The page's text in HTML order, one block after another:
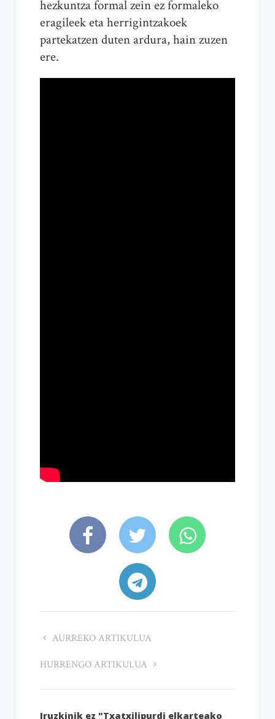
hezkuntza formal zein ez formaleko
eragileek eta herrigintzakoek
partekatzen duten ardura, hain zuzen
ere.
AURREKO ARTIKULUA
HURRENGO ARTIKULUA
Iruzkinik ez "Txatxilipurdi elkarteako